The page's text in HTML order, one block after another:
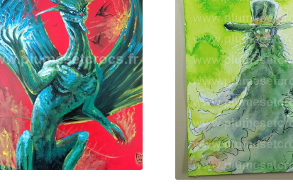
être
choisies
sur
la
page
du
produit